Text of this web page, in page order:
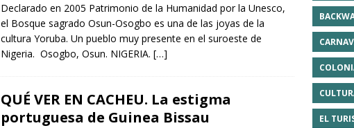
Declarado en 2005 Patrimonio de la Humanidad por la Unesco,
el Bosque sagrado Osun-Osogbo es una de las joyas de la
cultura Yoruba. Un pueblo muy presente en el suroeste de
Nigeria. Osogbo, Osun. NIGERIA. […]
QUÉ VER EN CACHEU. La estigma
portuguesa de Guinea Bissau
EL